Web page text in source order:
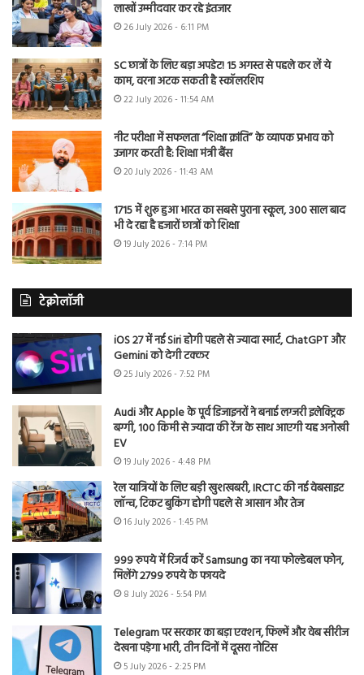
लाखों उम्मीदवार कर रहे इंतजार
26 July 2026 - 6:11 PM
SC छात्रों के लिए बड़ा अपडेट! 15 अगस्त से पहले कर लें ये
काम, वरना अटक सकती है स्कॉलरशिप
22 July 2026 - 11:54 AM
नीट परीक्षा में सफलता “शिक्षा क्रांति” के व्यापक प्रभाव को
उजागर करती है: शिक्षा मंत्री बैंस
20 July 2026 - 11:43 AM
1715 में शुरू हुआ भारत का सबसे पुराना स्कूल, 300 साल बाद
भी दे रहा है हजारों छात्रों को शिक्षा
19 July 2026 - 7:14 PM
टेक्नोलॉजी
iOS 27 में नई Siri होगी पहले से ज्यादा स्मार्ट, ChatGPT और
Gemini को देगी टक्कर
25 July 2026 - 7:52 PM
Audi और Apple के पूर्व डिजाइनरों ने बनाई लग्जरी इलेक्ट्रिक
बग्गी, 100 किमी से ज्यादा की रेंज के साथ आएगी यह अनोखी
EV
19 July 2026 - 4:48 PM
रेल यात्रियों के लिए बड़ी खुशखबरी, IRCTC की नई वेबसाइट
लॉन्च, टिकट बुकिंग होगी पहले से आसान और तेज
16 July 2026 - 1:45 PM
999 रुपये में रिजर्व करें Samsung का नया फोल्डेबल फोन,
मिलेंगे 2799 रुपये के फायदे
8 July 2026 - 5:54 PM
Telegram पर सरकार का बड़ा एक्शन, फिल्में और वेब सीरीज
देखना पड़ेगा भारी, तीन दिनों में दूसरा नोटिस
5 July 2026 - 2:25 PM